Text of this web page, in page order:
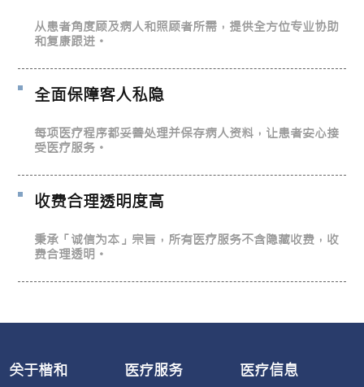
从患者角度顾及病人和照顾者所需，提供全方位专业协助
和复康跟进。
全面保障客人私隐
每项医疗程序都妥善处理并保存病人资料，让患者安心接
受医疗服务。
收费合理透明度高
秉承「诚信为本」宗旨，所有医疗服务不含隐藏收费，收
费合理透明。
关于楷和 医疗服务 医疗信息